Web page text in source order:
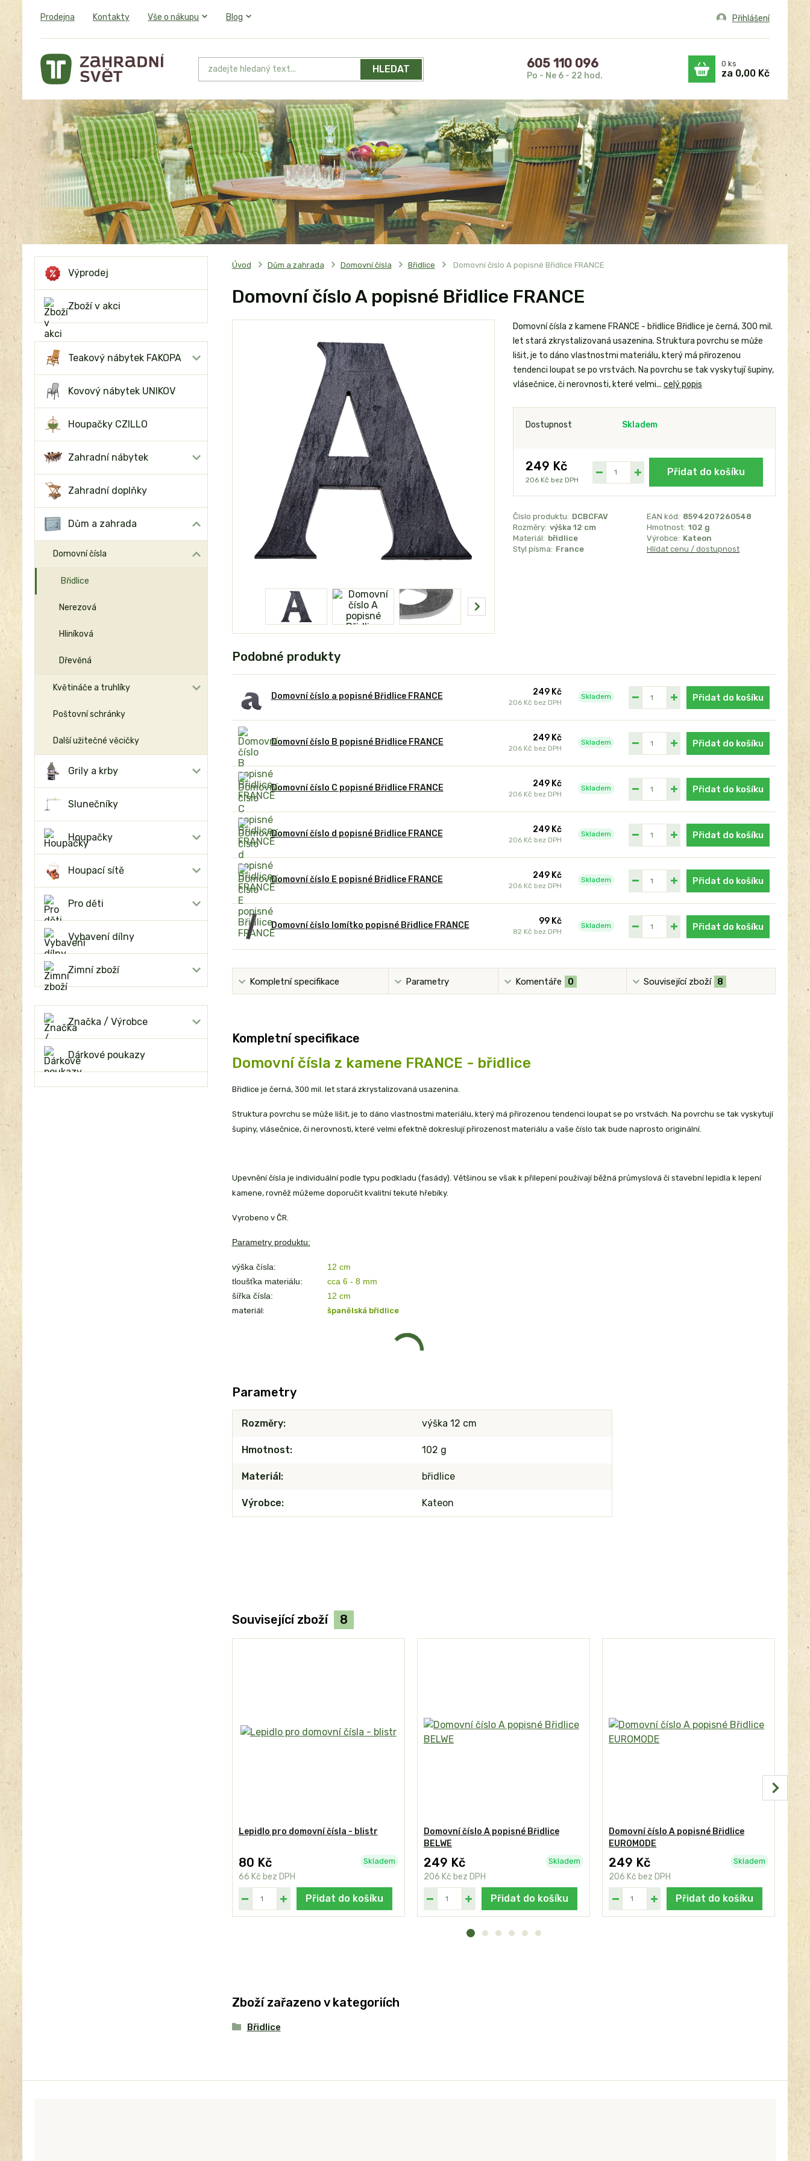
Prodejna Kontakty Vše o nákupu Blog Přihlášení
HLEDAT 605 110 096
Po - Ne 6 - 22 hod.
0 ks
za 0,00 Kč
Výprodej
Zboží v akci
Teakový nábytek FAKOPA
Kovový nábytek UNIKOV
Houpačky CZILLO
Zahradní nábytek
Zahradní doplňky
Dům a zahrada
Domovní čísla
Břidlice
Nerezová
Hliníková
Dřevěná
Květináče a truhlíky
Poštovní schránky
Další užitečné věcičky
Grily a krby
Slunečníky
Houpačky
Houpací sítě
Pro děti
Vybavení dílny
Zimní zboží
Značka / Výrobce
Dárkové poukazy
Úvod Dům a zahrada Domovní čísla Břidlice Domovní číslo A popisné Břidlice FRANCE
Domovní číslo A popisné Břidlice FRANCE
Domovní čísla z kamene FRANCE - břidlice Břidlice je černá, 300 mil.
let stará zkrystalizovaná usazenina. Struktura povrchu se může
lišit, je to dáno vlastnostmi materiálu, který má přirozenou
tendenci loupat se po vrstvách. Na povrchu se tak vyskytují šupiny,
vlásečnice, či nerovnosti, které velmi... celý popis
Dostupnost Skladem
249 Kč
206 Kč bez DPH
Přidat do košíku
Číslo produktu: DCBCFAV EAN kód: 8594207260548
Rozměry: výška 12 cm Hmotnost: 102 g
Materiál: břidlice Výrobce: Kateon
Styl písma: France Hlídat cenu / dostupnost
Podobné produkty
Domovní číslo a popisné Břidlice FRANCE 249 Kč
206 Kč bez DPH
Skladem Přidat do košíku
Domovní číslo B popisné Břidlice FRANCE 249 Kč
206 Kč bez DPH
Skladem Přidat do košíku
Domovní číslo C popisné Břidlice FRANCE 249 Kč
206 Kč bez DPH
Skladem Přidat do košíku
Domovní číslo d popisné Břidlice FRANCE 249 Kč
206 Kč bez DPH
Skladem Přidat do košíku
Domovní číslo E popisné Břidlice FRANCE 249 Kč
206 Kč bez DPH
Skladem Přidat do košíku
Domovní číslo lomítko popisné Břidlice FRANCE 99 Kč
82 Kč bez DPH
Skladem Přidat do košíku
Kompletní specifikace Parametry Komentáře 0 Související zboží 8
Kompletní specifikace
Domovní čísla z kamene FRANCE - břidlice
Břidlice je černá, 300 mil. let stará zkrystalizovaná usazenina.
Struktura povrchu se může lišit, je to dáno vlastnostmi materiálu, který má přirozenou tendenci loupat se po vrstvách. Na povrchu se tak vyskytují
šupiny, vlásečnice, či nerovnosti, které velmi efektně dokreslují přirozenost materiálu a vaše číslo tak bude naprosto originální.
Upevnění čísla je individuální podle typu podkladu (fasády). Většinou se však k přilepení používají běžná průmyslová či stavební lepidla k lepení
kamene, rovněž můžeme doporučit kvalitní tekuté hřebíky.
Vyrobeno v ČR.
Parametry produktu:
výška čísla:
12 cm
tloušťka materiálu:
cca 6 - 8 mm
šířka čísla:
12 cm
materiál: španělská břidlice
Parametry
Rozměry výška 12 cm
Hmotnost 102 g
Materiál břidlice
Výrobce Kateon
Související zboží 8
Lepidlo pro domovní čísla - blistr
80 Kč
66 Kč bez DPH
Skladem
Přidat do košíku
Domovní číslo A popisné Břidlice
BELWE
249 Kč
206 Kč bez DPH
Skladem
Přidat do košíku
Domovní číslo A popisné Břidlice
EUROMODE
249 Kč
206 Kč bez DPH
Skladem
Přidat do košíku
Zboží zařazeno v kategoriích
Břidlice